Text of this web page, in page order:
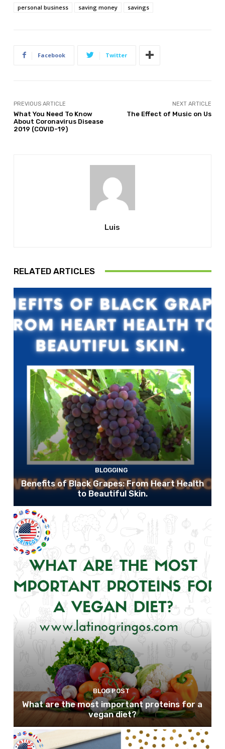
personal business
saving money savings
Facebook Twitter
PREVIOUS ARTICLE
What You Need To Know
About Coronavirus Disease
2019 (COVID-19)
NEXT ARTICLE
The Effect of Music on Us
Luis
RELATED ARTICLES
BLOGGING
Benefits of Black Grapes: From Heart Health
to Beautiful Skin.
BLOG POST
What are the most important proteins for a
vegan diet?